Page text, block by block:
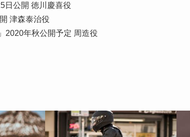
日公開 徳川慶喜役
津森泰治役
2020年秋公開予定 周造役